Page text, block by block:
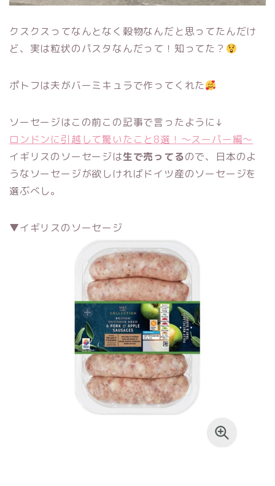
クスクスってなんとなく穀物なんだと思ってたんだけ
ど、実は粒状のパスタなんだって！知ってた？
ポトフは夫がバーミキュラで作ってくれた
ソーセージはこの前この記事で言ったように↓
ロンドンに引越して驚いたこと8選！〜スーパー編〜
イギリスのソーセージは生で売ってるので、日本のよ
うなソーセージが欲しければドイツ産のソーセージを
選ぶべし。
▼イギリスのソーセージ